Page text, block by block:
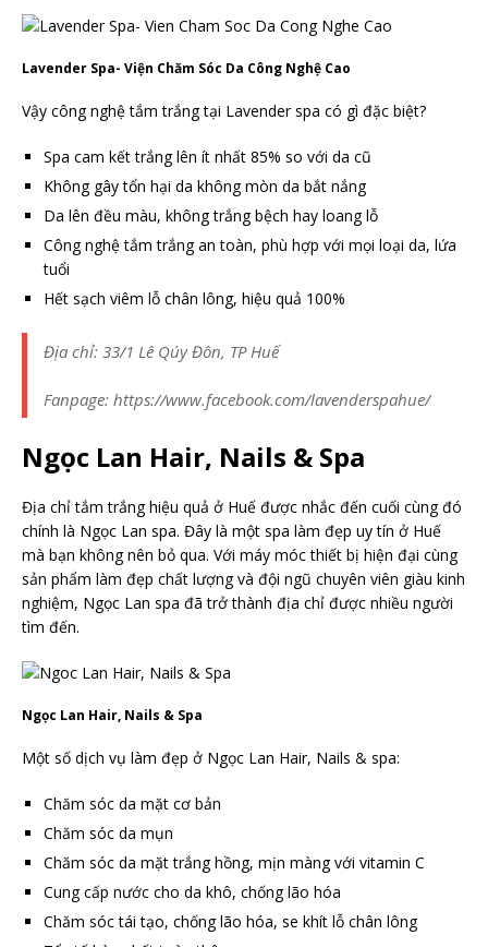
Lavender Spa- Viện Chăm Sóc Da Công Nghệ Cao
Vậy công nghệ tắm trắng tại Lavender spa có gì đặc biệt?
Spa cam kết trắng lên ít nhất 85% so với da cũ
Không gây tổn hại da không mòn da bắt nắng
Da lên đều màu, không trắng bệch hay loang lỗ
Công nghệ tắm trắng an toàn, phù hợp với mọi loại da, lứa
tuổi
Hết sạch viêm lỗ chân lông, hiệu quả 100%
Địa chỉ: 33/1 Lê Qúy Đôn, TP Huế
Fanpage: https://www.facebook.com/lavenderspahue/
Ngọc Lan Hair, Nails & Spa
Địa chỉ tắm trắng hiệu quả ở Huế được nhắc đến cuối cùng đó
chính là Ngọc Lan spa. Đây là một spa làm đẹp uy tín ở Huế
mà bạn không nên bỏ qua. Với máy móc thiết bị hiện đại cùng
sản phẩm làm đẹp chất lượng và đội ngũ chuyên viên giàu kinh
nghiệm, Ngọc Lan spa đã trở thành địa chỉ được nhiều người
tìm đến.
Ngọc Lan Hair, Nails & Spa
Một số dịch vụ làm đẹp ở Ngọc Lan Hair, Nails & spa:
Chăm sóc da mặt cơ bản
Chăm sóc da mụn
Chăm sóc da mặt trắng hồng, mịn màng với vitamin C
Cung cấp nước cho da khô, chống lão hóa
Chăm sóc tái tạo, chống lão hóa, se khít lỗ chân lông